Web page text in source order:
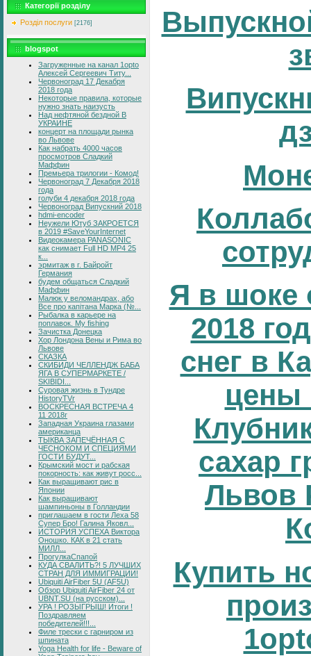
Категорії розділу
Розділ послуги [2176]
blogspot
Загруженные на канал 1opto
Алексей Сергеевич Титу...
Червоноград 17 Декабря
2018 года
Некоторые правила, которые
нужно знать наизусть
Над нефтяной бездной В
УКРАИНЕ
концерт на площади рынка
во Львове
Как набрать 4000 часов
просмотров Сладкий
Маффин
Премьера трилогии - Комод!
Червоноград 7 Декабря 2018
года
голуби 4 декабря 2018 года
Червоноград Випускний 2018
hdmi-encoder
Неужели Ютуб ЗАКРОЕТСЯ
в 2019 #SaveYourInternet
Видеокамера PANASONIC
как снимает Full HD MP4 25
к...
эрмитаж в г. Байройт
Германия
будем общаться Сладкий
Маффин
Малюк у веломандрах, або
Все про капітана Марка (№...
Рыбалка в карьере на
поплавок. My fishing
Зачистка Донецка
Хор Лондона Вены и Рима во
Львове
СКАЗКА
СКИБИДИ ЧЕЛЛЕНДЖ БАБА
ЯГА В СУПЕРМАРКЕТЕ /
SKIBIDI...
Суровая жизнь в Тундре
HistoryTVr
ВОСКРЕСНАЯ ВСТРЕЧА 4
11 2018г
Западная Украина глазами
американца
ТЫКВА ЗАПЕЧЁННАЯ С
ЧЕСНОКОМ И СПЕЦИЯМИ
ГОСТИ БУДУТ...
Крымский мост и рабская
покорность: как живут росс...
Как выращивают рис в
Японии
Как выращивают
шампиньоны в Голландии
приглашаем в гости Леха 58
Супер Бро! Галина Яковл...
ИСТОРИЯ УСПЕХА Виктора
Оношко. КАК в 21 стать
МИЛЛ...
ПрогулкаСпапой
КУДА СВАЛИТЬ?! 5 ЛУЧШИХ
СТРАН ДЛЯ ИММИГРАЦИИ!
Ubiquiti AirFiber 5U (AF5U)
Обзор Ubiquiti AirFiber 24 от
UBNT.SU (на русском)...
УРА ! РОЗЫГРЫШ! Итоги !
Поздравляем
победителей!!!...
Филе трески с гарниром из
шпината
Yoga Health for life - Beware of
Я в шоке
2018
снег в
цены
сахар
Львов
Купить